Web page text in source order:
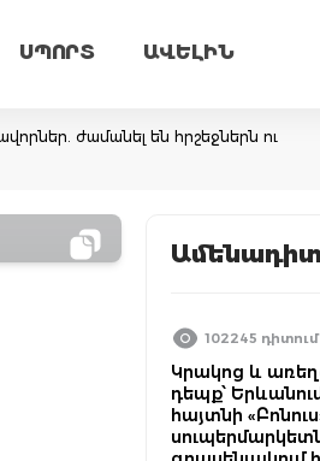
ՍՊՈՐՏ ԱՎԵԼԻՆ
ժամանել են հրշեջներն ու
102245 դիտում
Կրակոց և
դեպք՝
հայտնի